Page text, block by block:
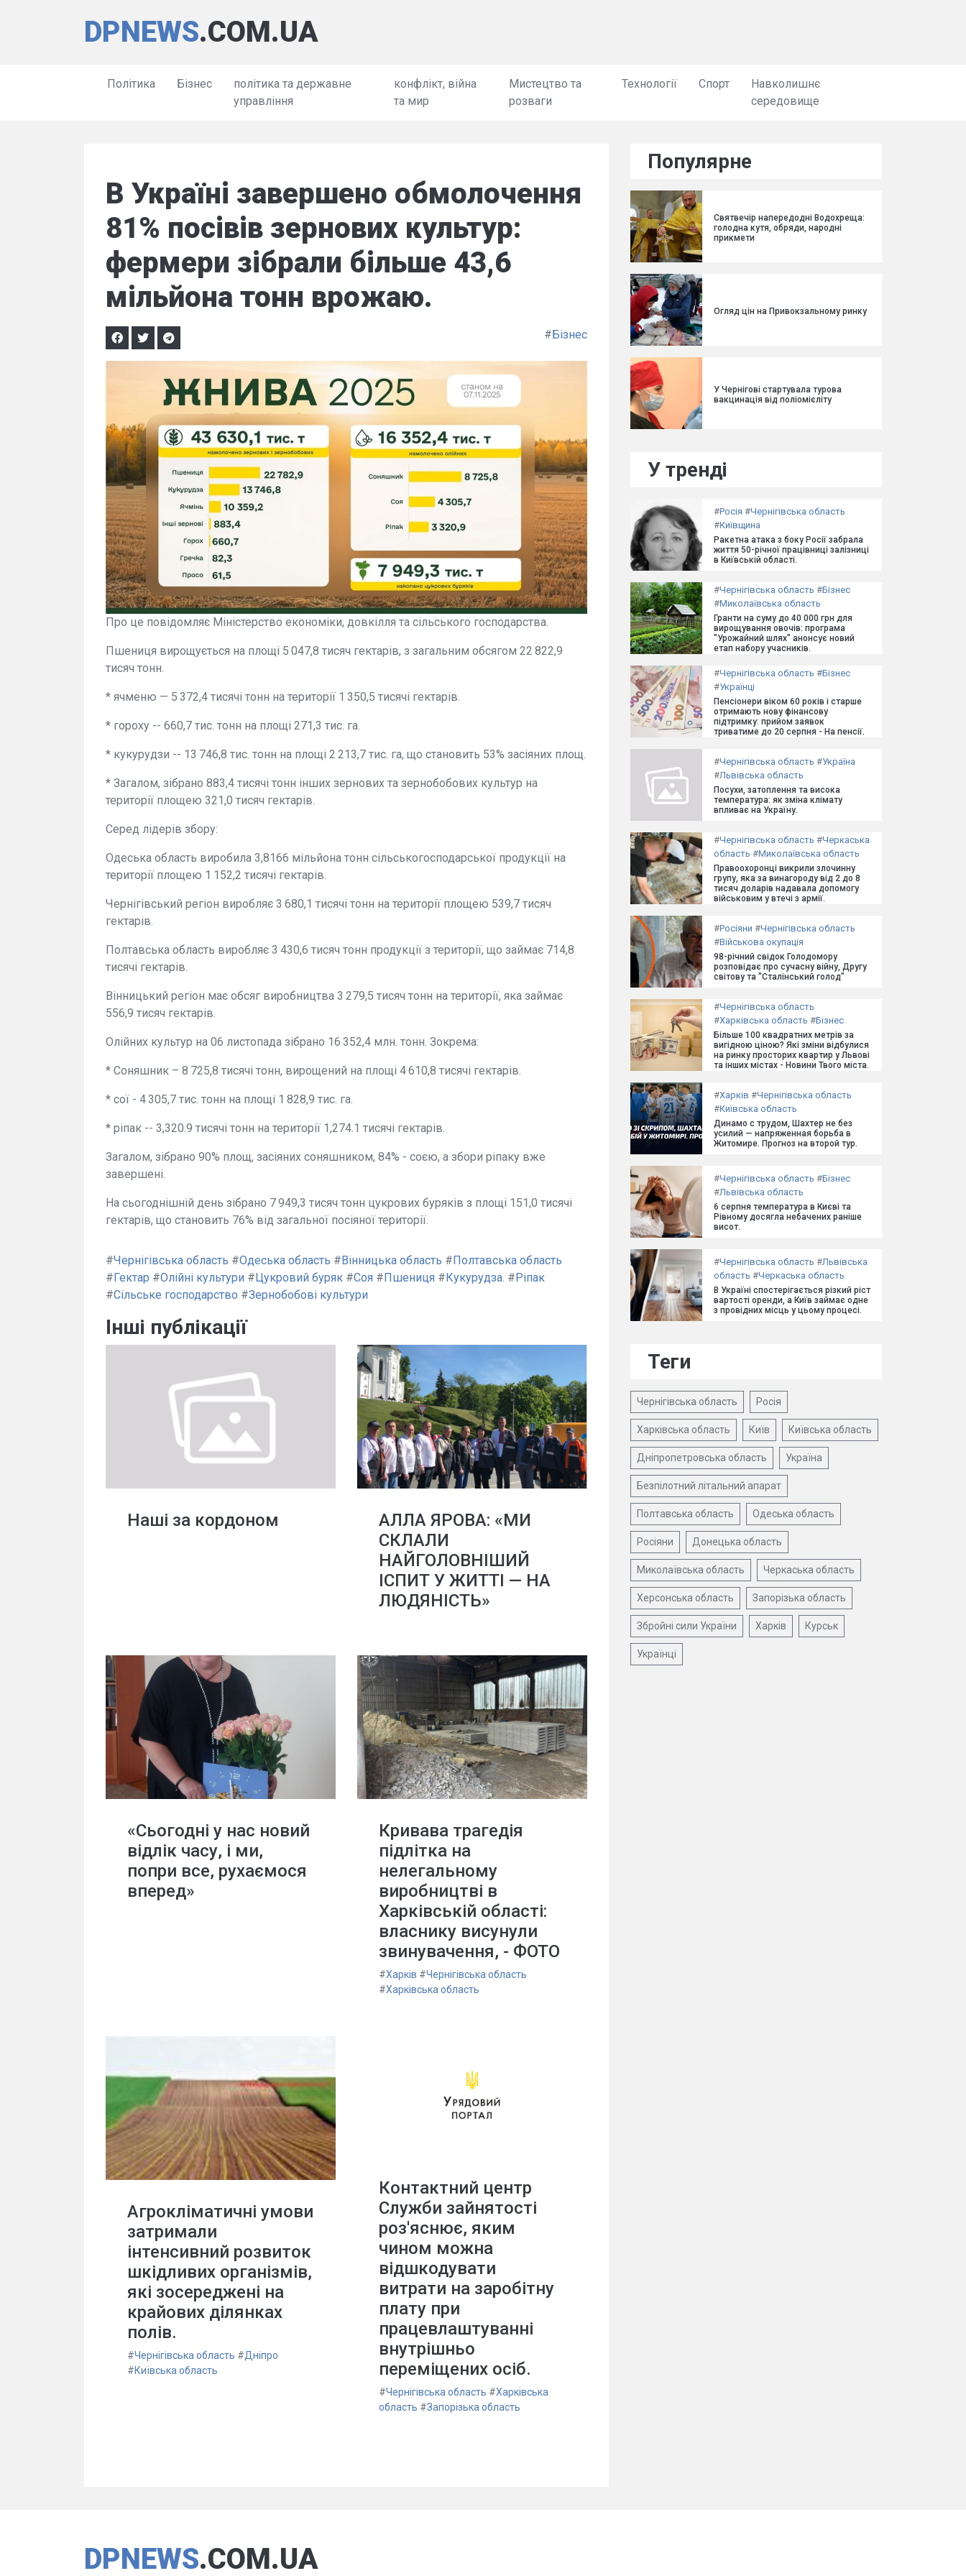
DPNEWS.COM.UA
Політика Бізнес
політика та державне
управління
конфлікт, війна
та мир
Мистецтво та
розваги
Технології Спорт
Навколишнє
середовище
В Україні завершено обмолочення
81% посівів зернових культур:
фермери зібрали більше 43,6
мільйона тонн врожаю.
#Бізнес
Про це повідомляє Міністерство економіки, довкілля та сільського господарства.
Пшениця вирощується на площі 5 047,8 тисяч гектарів, з загальним обсягом 22 822,9
тисяч тонн.
* ячменю — 5 372,4 тисячі тонн на території 1 350,5 тисячі гектарів.
* гороху -- 660,7 тис. тонн на площі 271,3 тис. га.
* кукурудзи -- 13 746,8 тис. тонн на площі 2 213,7 тис. га, що становить 53% засіяних площ.
* Загалом, зібрано 883,4 тисячі тонн інших зернових та зернобобових культур на
території площею 321,0 тисяч гектарів.
Серед лідерів збору:
Одеська область виробила 3,8166 мільйона тонн сільськогосподарської продукції на
території площею 1 152,2 тисячі гектарів.
Чернігівський регіон виробляє 3 680,1 тисячі тонн на території площею 539,7 тисяч
гектарів.
Полтавська область виробляє 3 430,6 тисяч тонн продукції з території, що займає 714,8
тисячі гектарів.
Вінницький регіон має обсяг виробництва 3 279,5 тисяч тонн на території, яка займає
556,9 тисяч гектарів.
Олійних культур на 06 листопада зібрано 16 352,4 млн. тонн. Зокрема:
* Соняшник – 8 725,8 тисячі тонн, вирощений на площі 4 610,8 тисячі гектарів.
* сої - 4 305,7 тис. тонн на площі 1 828,9 тис. га.
* ріпак -- 3,320.9 тисячі тонн на території 1,274.1 тисячі гектарів.
Загалом, зібрано 90% площ, засіяних соняшником, 84% - соєю, а збори ріпаку вже
завершені.
На сьогоднішній день зібрано 7 949,3 тисяч тонн цукрових буряків з площі 151,0 тисячі
гектарів, що становить 76% від загальної посіяної території.
#Чернігівська область #Одеська область #Вінницька область #Полтавська область
#Гектар #Олійні культури #Цукровий буряк #Соя #Пшениця #Кукурудза. #Ріпак
#Сільське господарство #Зернобобові культури
Інші публікації
Наші за кордоном
АЛЛА ЯРОВА: «МИ
СКЛАЛИ
НАЙГОЛОВНІШИЙ
ІСПИТ У ЖИТТІ — НА
ЛЮДЯНІСТЬ»
«Сьогодні у нас новий
відлік часу, і ми,
попри все, рухаємося
вперед»
Кривава трагедія
підлітка на
нелегальному
виробництві в
Харківській області:
власнику висунули
звинувачення, - ФОТО
#Харків #Чернігівська область
#Харківська область
Агрокліматичні умови
затримали
інтенсивний розвиток
шкідливих організмів,
які зосереджені на
крайових ділянках
полів.
#Чернігівська область #Дніпро
#Київська область
Контактний центр
Служби зайнятості
роз'яснює, яким
чином можна
відшкодувати
витрати на заробітну
плату при
працевлаштуванні
внутрішньо
переміщених осіб.
#Чернігівська область #Харківська
область #Запорізька область
Популярне
Святвечір напередодні Водохреща:
голодна кутя, обряди, народні
прикмети
Огляд цін на Привокзальному ринку
У Чернігові стартувала турова
вакцинація від поліомієліту
У тренді
#Росія #Чернігівська область
#Київщина
Ракетна атака з боку Росії забрала
життя 50-річної працівниці залізниці
в Київській області.
#Чернігівська область #Бізнес
#Миколаївська область
Гранти на суму до 40 000 грн для
вирощування овочів: програма
"Урожайний шлях" анонсує новий
етап набору учасників.
#Чернігівська область #Бізнес
#Українці
Пенсіонери віком 60 років і старше
отримають нову фінансову
підтримку: прийом заявок
триватиме до 20 серпня - На пенсії.
#Чернігівська область #Україна
#Львівська область
Посухи, затоплення та висока
температура: як зміна клімату
впливає на Україну.
#Чернігівська область #Черкаська
область #Миколаївська область
Правоохоронці викрили злочинну
групу, яка за винагороду від 2 до 8
тисяч доларів надавала допомогу
військовим у втечі з армії.
#Росіяни #Чернігівська область
#Військова окупація
98-річний свідок Голодомору
розповідає про сучасну війну, Другу
світову та "Сталінський голод"
#Чернігівська область
#Харківська область #Бізнес
Більше 100 квадратних метрів за
вигідною ціною? Які зміни відбулися
на ринку просторих квартир у Львові
та інших містах - Новини Твого міста.
#Харків #Чернігівська область
#Київська область
Динамо с трудом, Шахтер не без
усилий — напряженная борьба в
Житомире. Прогноз на второй тур.
#Чернігівська область #Бізнес
#Львівська область
6 серпня температура в Києві та
Рівному досягла небачених раніше
висот.
#Чернігівська область #Львівська
область #Черкаська область
В Україні спостерігається різкий ріст
вартості оренди, а Київ займає одне
з провідних місць у цьому процесі.
Теги
Чернігівська область Росія
Харківська область Київ Київська область
Дніпропетровська область Україна
Безпілотний літальний апарат
Полтавська область Одеська область
Росіяни Донецька область
Миколаївська область Черкаська область
Херсонська область Запорізька область
Збройні сили України Харків Курськ
Українці
DPNEWS.COM.UA